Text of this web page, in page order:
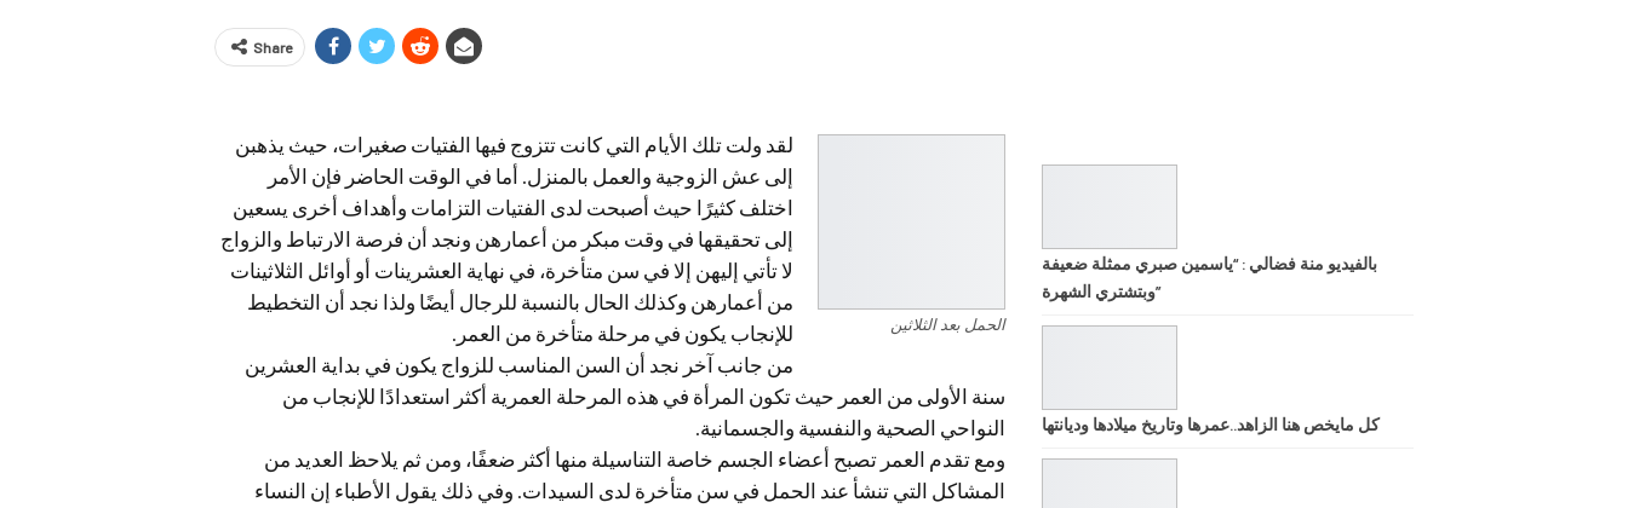
Share
الحمل بعد الثلاثين
لقد ولت تلك الأيام التي كانت تتزوج فيها الفتيات صغيرات، حيث يذهبن
إلى عش الزوجية والعمل بالمنزل. أما في الوقت الحاضر فإن الأمر
اختلف كثيرًا حيث أصبحت لدى الفتيات التزامات وأهداف أخرى يسعين
إلى تحقيقها في وقت مبكر من أعمارهن ونجد أن فرصة الارتباط والزواج
لا تأتي إليهن إلا في سن متأخرة، في نهاية العشرينات أو أوائل الثلاثينات
من أعمارهن وكذلك الحال بالنسبة للرجال أيضًا ولذا نجد أن التخطيط
للإنجاب يكون في مرحلة متأخرة من العمر.
من جانب آخر نجد أن السن المناسب للزواج يكون في بداية العشرين
سنة الأولى من العمر حيث تكون المرأة في هذه المرحلة العمرية أكثر استعدادًا للإنجاب من
النواحي الصحية والنفسية والجسمانية.
ومع تقدم العمر تصبح أعضاء الجسم خاصة التناسيلة منها أكثر ضعفًا، ومن ثم يلاحظ العديد من
المشاكل التي تنشأ عند الحمل في سن متأخرة لدى السيدات. وفي ذلك يقول الأطباء إن النساء
بالفيديو منة فضالي : “ياسمين صبري ممثلة ضعيفة
وبتشتري الشهرة”
كل مايخص هنا الزاهد..عمرها وتاريخ ميلادها وديانتها